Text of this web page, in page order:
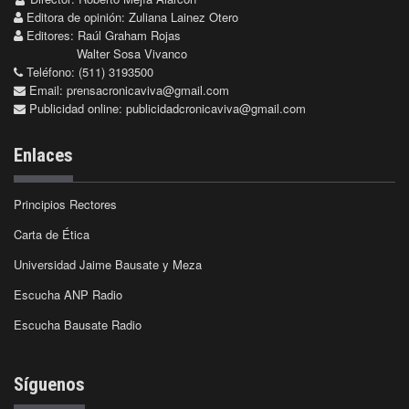
Editora de opinión: Zuliana Lainez Otero
Editores: Raúl Graham Rojas
Walter Sosa Vivanco
Teléfono: (511) 3193500
Email: prensacronicaviva@gmail.com
Publicidad online: publicidadcronicaviva@gmail.com
Enlaces
Principios Rectores
Carta de Ética
Universidad Jaime Bausate y Meza
Escucha ANP Radio
Escucha Bausate Radio
Síguenos